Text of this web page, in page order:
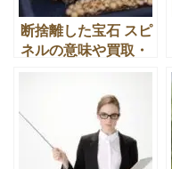
断捨離した宝石 スピ
ネルの意味や買取・